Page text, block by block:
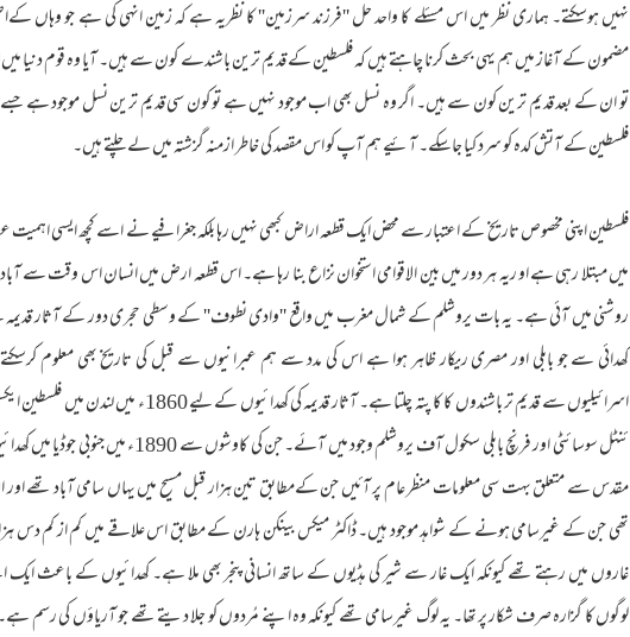
نہیں ہوسکتے۔ ہماری نظر میں اس مسئلے کا واحد حل ''فرزند سرزمین'' کا نظریہ ہے کہ زمین انہی کی ہے جو
مضمون کے آغاز میں ہم یہی بحث کرنا چاہتے ہیں کہ فلسطین کے قدیم ترین باشندے کون سے ہیں۔ آیا وہ قوم دنیا
تو ان کے بعد قدیم ترین کون سے ہیں۔ اگر وہ نسل بھی اب موجود نہیں ہے تو کون سی قدیم ترین نسل موجود ہے
فلسطین کے آتش کدہ کو سرد کیا جاسکے۔ آئیے ہم آپ کو اس مقصد کی خاطر ازمنہ گزشتہ میں لے چلتے ہیں۔
فلسطین اپنی مخصوص تاریخ کے اعتبار سے محض ایک قطعہ اراض کبھی نہیں رہا بلکہ جغرافیے نے اسے کچھ ایسی
میں مبتلا رہی ہے او ریہ ہر دور میں بین الاقوامی استخوان نزاع بنا رہا ہے۔ اس قطعہ ارض میں انسان اس وقت سے
روشنی میں آئی ہے۔ یہ بات یروشلم کے شمال مغرب میں واقع ''وادی نطوف'' کے وسطی حجری دور کے آثار قدیمہ سے
کھدائی سے جو بابلی اور مصری ریکار ظاہر ہوا ہے اس کی مدد سے ہم عبرانیوں سے قبل کی تاریخ بھی معلوم
اسرائیلیوں سے قدیم تر باشندوں کا کا پتہ چلتا ہے۔ آثار
ئنٹل سوسائٹی اور فرنچ بابلی سکول آف یروشلم وجود میں
مقدس سے متعلق بہت سی معلومات منظر عام پر آئیں جن کےمطابق تین ہزار قبل مسیح میں یہاں سامی آباد تھے اور
تھی جن کے غیرسامی ہونے کے شواہد موجود ہیں۔ ڈاکٹر میکس بینکن ہارن کے مطابق اس علاقے میں کم از کم دس
غاروں میں رہتے تھے کیونکہ ایک غار سے شیر کی ہڈیوں کے ساتھ انسانی پنجر بھی ملا ہے۔ کھدائیوں کے باعث
لوگوں کا گزارہ صرف شکار پر تھا۔ یہ لوگ غیرسامی تھے کیونکہ وہ اپنے مُردوں کو جلا دیتے تھے جو آریاؤں کی